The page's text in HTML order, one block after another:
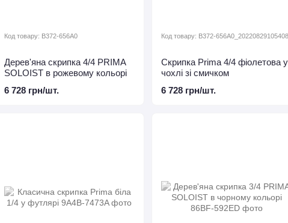
Код товару: B372-656A0
Дерев'яна скрипка 4/4 PRIMA
SOLOIST в рожевому кольорі
6 728 грн/шт.
Код товару: B372-656A0_20220829105408
Скрипка Prima 4/4 фіолетова у
чохлі зі смичком
6 728 грн/шт.